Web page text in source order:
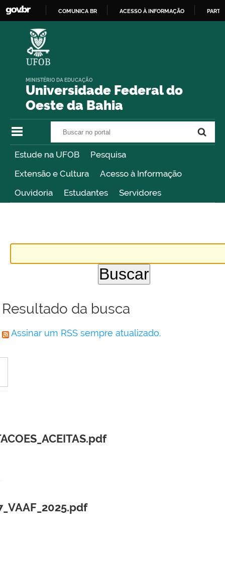
COMUNICA BR ACESSO À INFORMAÇÃO
Universidade Federal do
Oeste da Bahia
MINISTÉRIO DA EDUCAÇÃO
Estude na UFOB
Pesquisa
Extensão e Cultura
Acesso à Informação
Ouvidoria
Estudantes Servidores
Resultado da busca
Assinar um RSS sempre atualizado.